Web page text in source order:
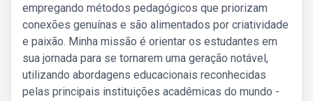
empregando métodos pedagógicos que priorizam
conexões genuínas e são alimentados por criatividade
e paixão. Minha missão é orientar os estudantes em
sua jornada para se tornarem uma geração notável,
utilizando abordagens educacionais reconhecidas
pelas principais instituições acadêmicas do mundo -